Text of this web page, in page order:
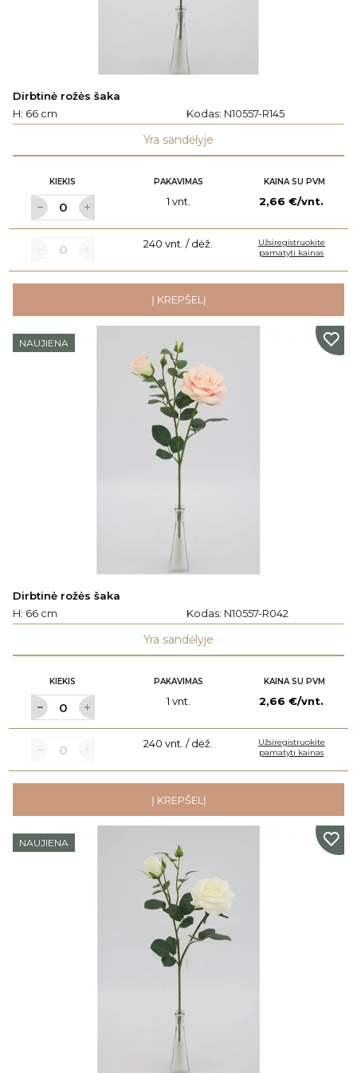
Dirbtinė rožės šaka
H: 66 cm
Kodas: N10557-R145
Yra sandėlyje
KIEKIS PAKAVIMAS KAINA SU PVM
1 vnt. 2,66 €/vnt.
240 vnt. / dėž.
Užsiregistruokite
pamatyti kainas
Į KREPŠELĮ
NAUJIENA
Dirbtinė rožės šaka
H: 66 cm
Kodas: N10557-R042
Yra sandėlyje
KIEKIS PAKAVIMAS KAINA SU PVM
1 vnt. 2,66 €/vnt.
240 vnt. / dėž.
Užsiregistruokite
pamatyti kainas
Į KREPŠELĮ
NAUJIENA